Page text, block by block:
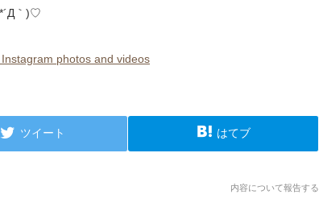
｀)♡
photos and videos
ツイート はてブ
内容について報告する